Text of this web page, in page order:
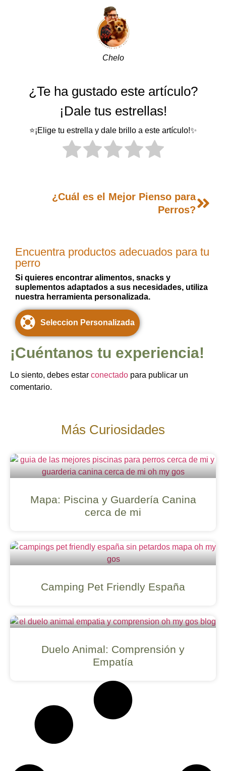
Chelo
¿Te ha gustado este artículo?
¡Dale tus estrellas!
⭐¡Elige tu estrella y dale brillo a este artículo!✨
¿Cuál es el Mejor Pienso para
Perros?
Encuentra productos adecuados para tu
perro
Si quieres encontrar alimentos, snacks y
suplementos adaptados a sus necesidades, utiliza
nuestra herramienta personalizada.
Seleccion Personalizada
Lo siento, debes estar conectado para publicar un
comentario.
Más Curiosidades
Mapa: Piscina y Guardería Canina
cerca de mi
Camping Pet Friendly España
Duelo Animal: Comprensión y
Empatía